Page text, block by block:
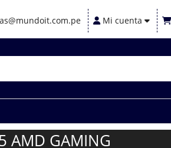
Mi cuenta
AMD GAMING